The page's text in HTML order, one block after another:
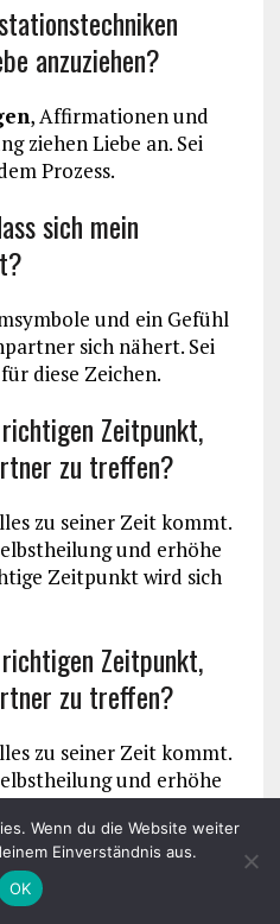
anzuziehen?
, Affirmationen und
ziehen Liebe an. Sei
Prozess.
sich mein
und ein Gefühl
sich nähert. Sei
diese Zeichen.
Zeitpunkt,
zu treffen?
zu seiner Zeit kommt.
und erhöhe
Zeitpunkt wird sich
Zeitpunkt,
zu treffen?
zu seiner Zeit kommt.
und erhöhe
Zeitpunkt wird sich
Balance zwischen
Wenn du die Website weiter
Einverständnis aus.
OK